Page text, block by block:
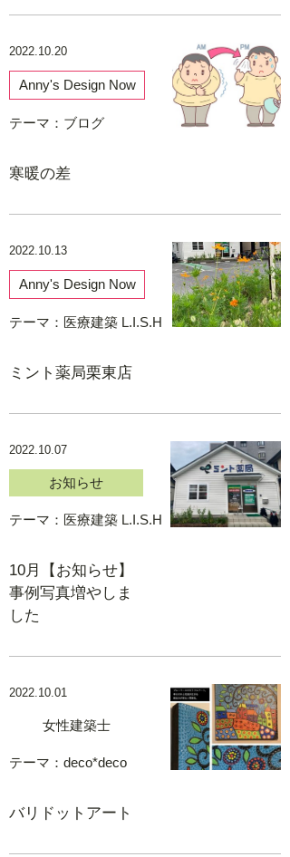
2022.10.20
Anny's Design Now
テーマ： ブログ
寒暖の差
2022.10.13
Anny's Design Now
テーマ： 医療建築 L.I.S.H
ミント薬局栗東店
2022.10.07
お知らせ
テーマ： 医療建築 L.I.S.H
10月【お知らせ】
事例写真増やしま
した
2022.10.01
女性建築士
テーマ： deco*deco
バリドットアート